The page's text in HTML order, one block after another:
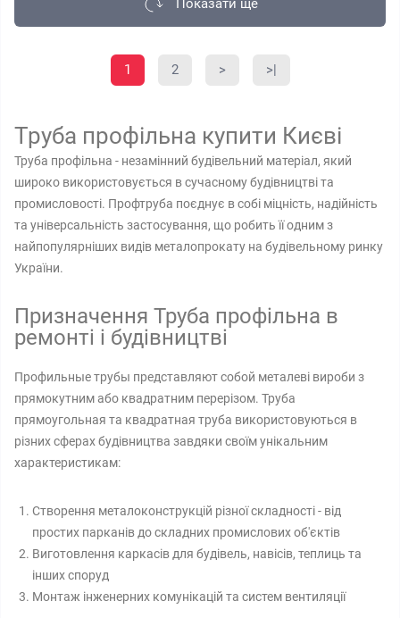
Показати ще
1 2 > >|
Труба профільна купити Києві
Труба профільна - незамінний будівельний матеріал, який
широко використовується в сучасному будівництві та
промисловості. Профтруба поєднує в собі міцність, надійність
та універсальність застосування, що робить її одним з
найпопулярніших видів металопрокату на будівельному ринку
України.
Призначення Труба профільна в
ремонті і будівництві
Профильные трубы представляют собой металеві вироби з
прямокутним або квадратним перерізом. Труба
прямоугольная та квадратная труба використовуються в
різних сферах будівництва завдяки своїм унікальним
характеристикам:
Створення металоконструкцій різної складності - від
простих парканів до складних промислових об'єктів
Виготовлення каркасів для будівель, навісів, теплиць та
інших споруд
Монтаж інженерних комунікацій та систем вентиляції